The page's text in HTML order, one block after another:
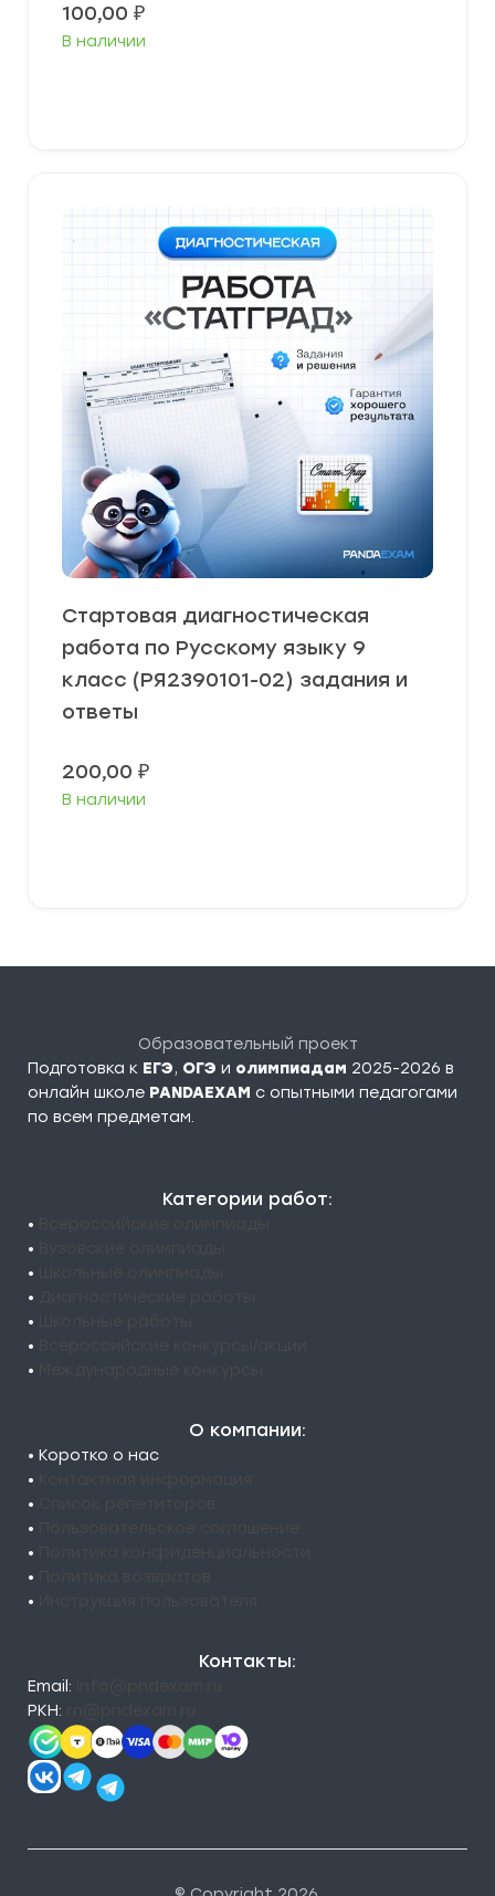
100,00 ₽
В наличии
Стартовая диагностическая
работа по Русскому языку 9
класс (РЯ2390101-02) задания и
ответы
200,00 ₽
В наличии
Образовательный проект
Подготовка к ЕГЭ, ОГЭ и олимпиадам 2025-2026 в
онлайн школе PANDAEXAM c опытными педагогами
по всем предметам.
Категории работ:
•
•
•
•
•
•
•
О компании:
• Коротко о нас
•
•
•
•
•
•
Контакты:
Email:
РКН: